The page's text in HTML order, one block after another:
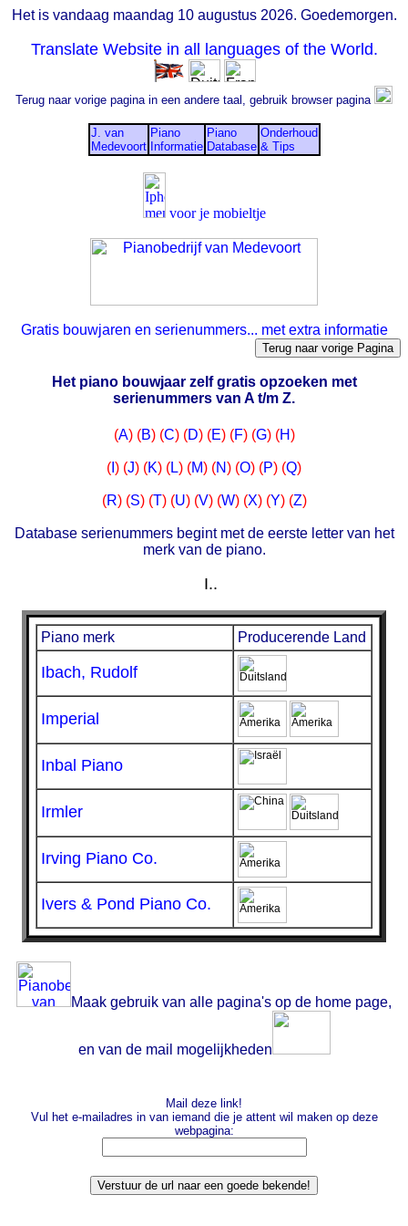
Het is vandaag maandag 10 augustus 2026. Goedemorgen.
Translate Website in all languages of the World.
Terug naar vorige pagina in een andere taal, gebruik browser pagina
J. van
Medevoort
Piano
Informatie
Piano
Database
Onderhoud
& Tips
voor je mobieltje
Gratis bouwjaren en serienummers... met extra informatie
Het piano bouwjaar zelf gratis opzoeken met
serienummers van A t/m Z.
(A) (B) (C) (D) (E) (F) (G) (H)
( ) (J) (K) (L) (M) (N) (O) (P) (Q)
(R) (S) (T) (U) (V) (W) (X) (Y) (Z)
Database serienummers begint met de eerste letter van het
merk van de piano.
I..
Piano merk Producerende Land
Ibach, Rudolf
Imperial
Inbal Piano
Irmler
Irving Piano Co.
Ivers & Pond Piano Co.
Maak gebruik van alle pagina's op de home page,
en van de mail mogelijkheden
Mail deze link!
Vul het e-mailadres in van iemand die je attent wil maken op deze
webpagina: